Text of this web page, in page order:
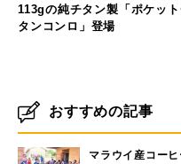
113gの純チタン製「ポケッ
タンコンロ」登場
おすすめの記事
マラウイ産コー